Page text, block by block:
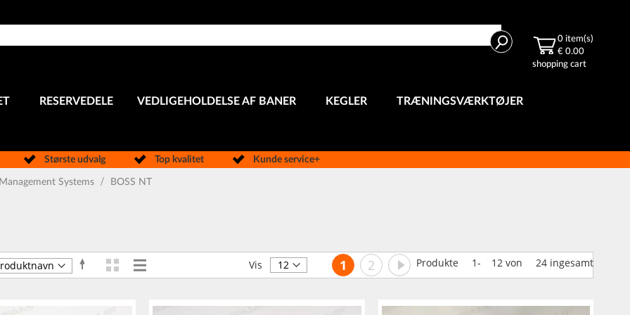
Search 0 item(s)
€ 0.00
shopping cart
RESERVEDELE VEDLIGEHOLDELSE AF BANER KEGLER TRÆNINGSVÆRKTØJER
Største udvalg Top kvalitet Kunde service+
Management Systems BOSS NT
Produkte 1- 12 von 24 ingesamt
Faldende
orden
Vis
som
GitterListe SideDu læser i øjeblikket side
1 Side
2 Side
Videre
Vis